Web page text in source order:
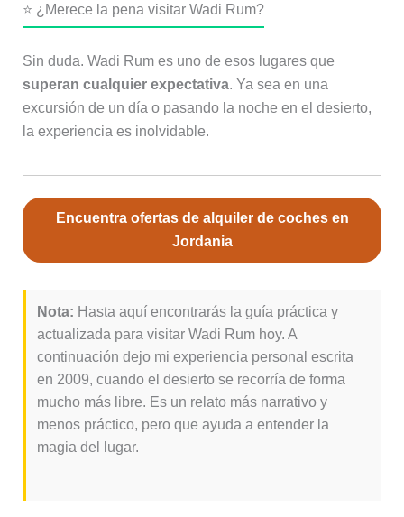
⭐ ¿Merece la pena visitar Wadi Rum?
Sin duda. Wadi Rum es uno de esos lugares que
superan cualquier expectativa. Ya sea en una
excursión de un día o pasando la noche en el desierto,
la experiencia es inolvidable.
Encuentra ofertas de alquiler de coches en
Jordania
Nota: Hasta aquí encontrarás la guía práctica y
actualizada para visitar Wadi Rum hoy. A
continuación dejo mi experiencia personal escrita
en 2009, cuando el desierto se recorría de forma
mucho más libre. Es un relato más narrativo y
menos práctico, pero que ayuda a entender la
magia del lugar.